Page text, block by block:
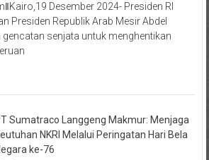
Desember 2024- Presiden RI
Presiden Republik Arab Mesir Abdel
gencatan senjata untuk menghentikan
Sumatraco Langgeng Makmur: Menjaga
NKRI Melalui Peringatan Hari Bela
ke-76